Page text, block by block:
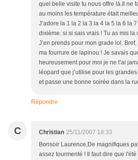
quel belle visite tu nous offre là.Il ne
au moins les température était
J’adore la 1 la 2 la 3 la 4 la 5 la 6 la
dixième. si si sais vrais ! Tu as mis la
J’en prends pour mon grade lol.
ma fourrure de lapinou ! Je savais
heureusement pour moi je ne t’ai
léopard que j’utilise pour les
et passe une bonne soirée dans la
Répondre
C Christian 25/11/2007 18:33
Bonsoir Laurence,De magnifiques
assez tourmenté ! Il faut dire que